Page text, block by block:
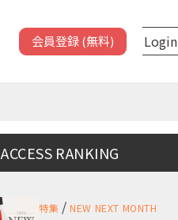
会員登録 (無料) Login
ACCESS RANKING
特集 /NEW NEXT MONTH